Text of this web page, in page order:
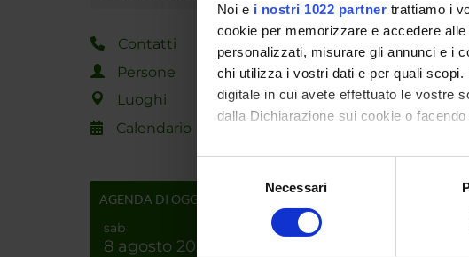
Noi e i nostri 1022 partner trattiamo i
cookie per memorizzare e accedere
personalizzati, misurare gli annunci e i
chi utilizza i vostri dati e per quali
digitale in cui avete effettuato le vostre
dalla Dichiarazione sui cookie o
Con il tuo consenso, vorremmo anche:
raccogliere informazioni sulla
digitali).
consenso
Necessari
Contatti
Persone
Luoghi
Calendario
AGENDA DI OGGI
sab
8 agosto 2026